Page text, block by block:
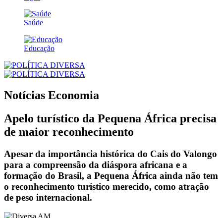
Saúde
Educação
Notícias Economia
Apelo turístico da Pequena África precisa
de maior reconhecimento
Apesar da importância histórica do Cais do Valongo
para a compreensão da diáspora africana e a
formação do Brasil, a Pequena África ainda não tem
o reconhecimento turístico merecido, como atração
de peso internacional.